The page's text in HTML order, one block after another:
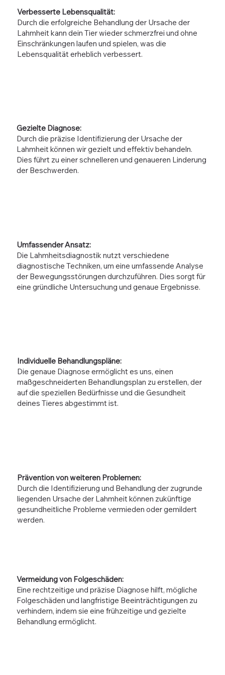
Gezielte Diagnose:
Durch die präzise Identifizierung der Ursache der
Lahmheit können wir gezielt und effektiv behandeln.
Dies führt zu einer schnelleren und genaueren Linderung
der Beschwerden.
Individuelle Behandlungspläne:
Die genaue Diagnose ermöglicht es uns, einen
maßgeschneiderten Behandlungsplan zu erstellen, der
auf die speziellen Bedürfnisse und die Gesundheit
deines Tieres abgestimmt ist.
Prävention von weiteren Problemen:
Durch die Identifizierung und Behandlung der zugrunde
liegenden Ursache der Lahmheit können zukünftige
gesundheitliche Probleme vermieden oder gemildert
werden.
Verbesserte Lebensqualität:
Durch die erfolgreiche Behandlung der Ursache der
Lahmheit kann dein Tier wieder schmerzfrei und ohne
Einschränkungen laufen und spielen, was die
Lebensqualität erheblich verbessert.
Umfassender Ansatz:
Die Lahmheitsdiagnostik nutzt verschiedene
diagnostische Techniken, um eine umfassende Analyse
der Bewegungsstörungen durchzuführen. Dies sorgt für
eine gründliche Untersuchung und genaue Ergebnisse.
Vermeidung von Folgeschäden:
Eine rechtzeitige und präzise Diagnose hilft, mögliche
Folgeschäden und langfristige Beeinträchtigungen zu
verhindern, indem sie eine frühzeitige und gezielte
Behandlung ermöglicht.